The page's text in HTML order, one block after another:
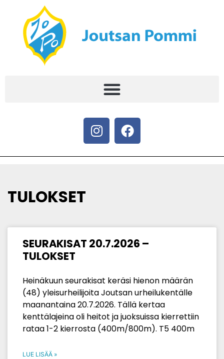
TULOKSET
SEURAKISAT 20.7.2026 –
TULOKSET
Heinäkuun seurakisat keräsi hienon määrän
(48) yleisurheilijoita Joutsan urheilukentälle
maanantaina 20.7.2026. Tällä kertaa
kenttälajeina oli heitot ja juoksuissa kierrettiin
rataa 1-2 kierrosta (400m/800m). T5 400m
LUE LISÄÄ »